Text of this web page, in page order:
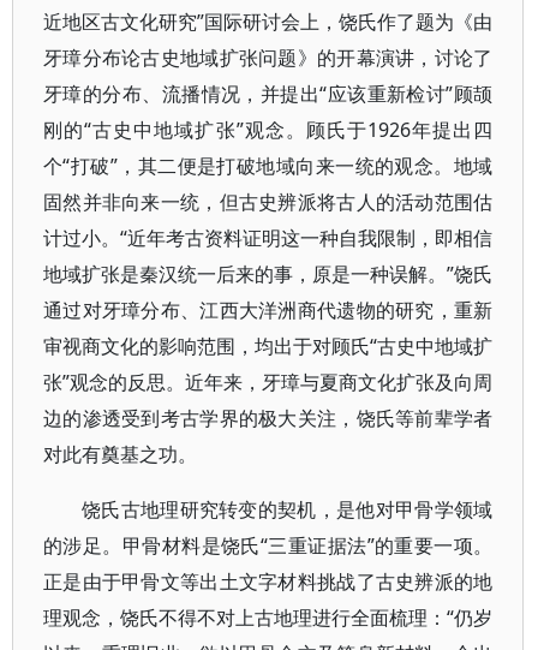
近地区古文化研究”国际研讨会上，饶氏作了题为《由
牙璋分布论古史地域扩张问题》的开幕演讲，讨论了
牙璋的分布、流播情况，并提出“应该重新检讨”顾颉
刚的“古史中地域扩张”观念。顾氏于1926年提出四
个“打破”，其二便是打破地域向来一统的观念。地域
固然并非向来一统，但古史辨派将古人的活动范围估
计过小。“近年考古资料证明这一种自我限制，即相信
地域扩张是秦汉统一后来的事，原是一种误解。”饶氏
通过对牙璋分布、江西大洋洲商代遗物的研究，重新
审视商文化的影响范围，均出于对顾氏“古史中地域扩
张”观念的反思。近年来，牙璋与夏商文化扩张及向周
边的渗透受到考古学界的极大关注，饶氏等前辈学者
对此有奠基之功。
饶氏古地理研究转变的契机，是他对甲骨学领域
的涉足。甲骨材料是饶氏“三重证据法”的重要一项。
正是由于甲骨文等出土文字材料挑战了古史辨派的地
理观念，饶氏不得不对上古地理进行全面梳理：“仍岁